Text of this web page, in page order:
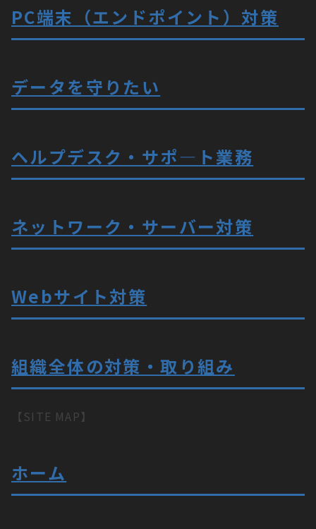
PC端末（エンドポイント）対策
データを守りたい
ヘルプデスク・サポ―ト業務
ネットワーク・サーバー対策
Webサイト対策
組織全体の対策・取り組み
【SITE MAP】
ホーム